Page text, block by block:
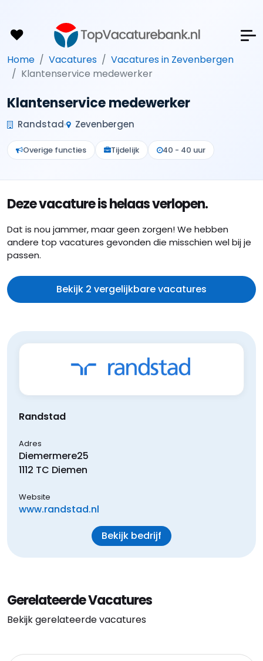
Home Vacatures
Vacatures in Zevenbergen
Klantenservice medewerker
Klantenservice medewerker
Randstad Zevenbergen
Overige functies Tijdelijk 40 - 40 uur
Deze vacature is helaas verlopen.
Dat is nou jammer, maar geen zorgen! We hebben
andere top vacatures gevonden die misschien wel bij je
passen.
Bekijk 2 vergelijkbare vacatures
Randstad
Adres
Diemermere25
1112 TC Diemen
Website
www.randstad.nl
Bekijk bedrijf
Gerelateerde Vacatures
Bekijk gerelateerde vacatures